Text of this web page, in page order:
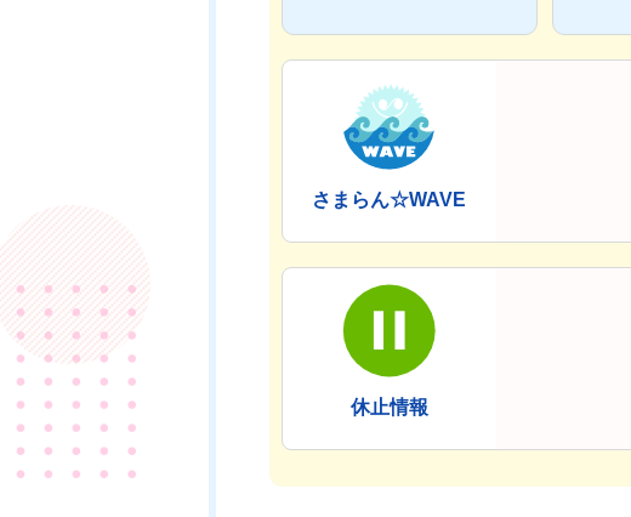
さまらん☆WAVE
休止情報